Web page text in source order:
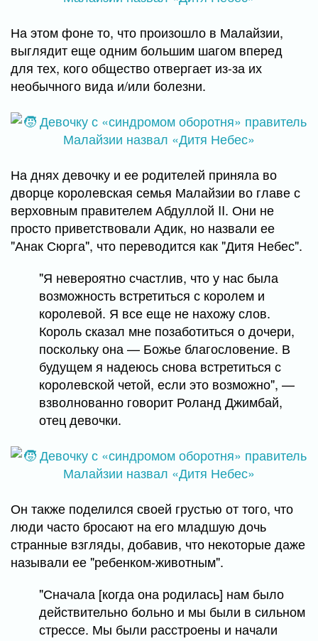
На этом фоне то, что произошло в Малайзии,
выглядит еще одним большим шагом вперед
для тех, кого общество отвергает из-за их
необычного вида и/или болезни.
На днях девочку и ее родителей приняла во
дворце королевская семья Малайзии во главе с
верховным правителем Абдуллой II. Они не
просто приветствовали Адик, но назвали ее
"Анак Сюрга", что переводится как "Дитя Небес".
"Я невероятно счастлив, что у нас была
возможность встретиться с королем и
королевой. Я все еще не нахожу слов.
Король сказал мне позаботиться о дочери,
поскольку она — Божье благословение. В
будущем я надеюсь снова встретиться с
королевской четой, если это возможно", —
взволнованно говорит Роланд Джимбай,
отец девочки.
Он также поделился своей грустью от того, что
люди часто бросают на его младшую дочь
странные взгляды, добавив, что некоторые даже
называли ее "ребенком-животным".
"Сначала [когда она родилась] нам было
действительно больно и мы были в сильном
стрессе. Мы были расстроены и начали